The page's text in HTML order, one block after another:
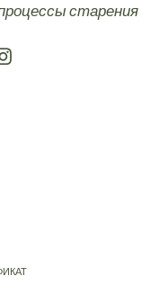
старения